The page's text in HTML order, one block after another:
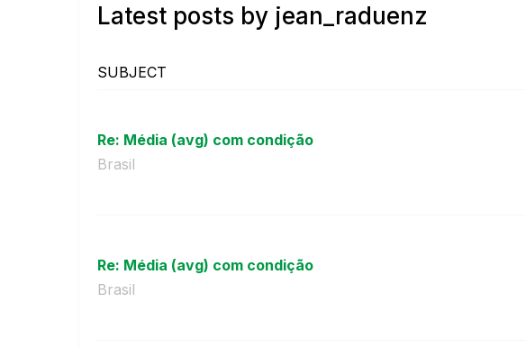
Latest posts by jean_raduenz
SUBJECT
Re: Média (avg) com condição
Brasil
Re: Média (avg) com condição
Brasil